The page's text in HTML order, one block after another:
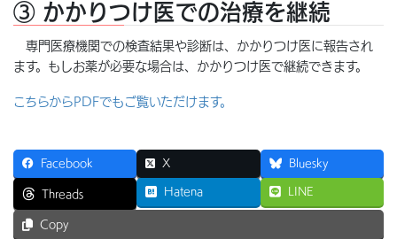
③ かかりつけ医での治療を継続
専門医療機関での検査結果や診断は、かかりつけ医に報告され
ます。もしお薬が必要な場合は、かかりつけ医で継続できます。
こちらからPDFでもご覧いただけます。
Facebook X Bluesky
Threads Hatena LINE
Copy